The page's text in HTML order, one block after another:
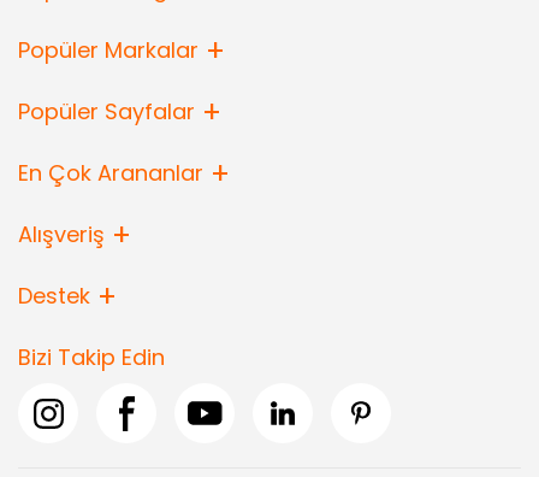
Popüler Markalar
Popüler Sayfalar
En Çok Arananlar
Alışveriş
Destek
Bizi Takip Edin